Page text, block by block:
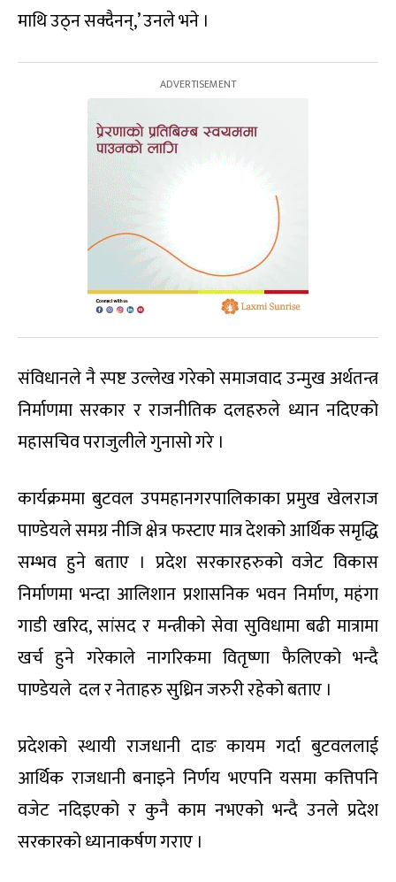
माथि उठ्न सक्दैनन्,’ उनले भने ।
संविधानले नै स्पष्ट उल्लेख गरेको समाजवाद उन्मुख अर्थतन्त्र
निर्माणमा सरकार र राजनीतिक दलहरुले ध्यान नदिएको
महासचिव पराजुलीले गुनासो गरे ।
कार्यक्रममा बुटवल उपमहानगरपालिकाका प्रमुख खेलराज
पाण्डेयले समग्र नीजि क्षेत्र फस्टाए मात्र देशको आर्थिक समृद्धि
सम्भव हुने बताए । प्रदेश सरकारहरुको वजेट विकास
निर्माणमा भन्दा आलिशान प्रशासनिक भवन निर्माण, महंगा
गाडी खरिद, सांसद र मन्त्रीको सेवा सुविधामा बढी मात्रामा
खर्च हुने गरेकाले नागरिकमा वितृष्णा फैलिएको भन्दै
पाण्डेयले दल र नेताहरु सुध्रिन जरुरी रहेको बताए ।
प्रदेशको स्थायी राजधानी दाङ कायम गर्दा बुटवललाई
आर्थिक राजधानी बनाइने निर्णय भएपनि यसमा कत्तिपनि
वजेट नदिइएको र कुनै काम नभएको भन्दै उनले प्रदेश
सरकारको ध्यानाकर्षण गराए ।